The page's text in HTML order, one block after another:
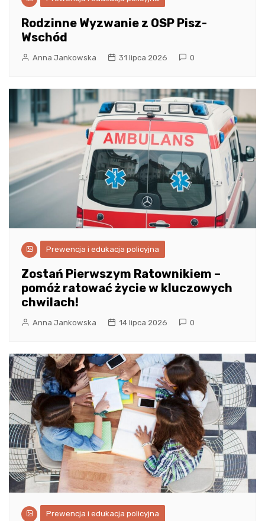
Rodzinne Wyzwanie z OSP Pisz-
Wschód
Anna Jankowska 31 lipca 2026 0
Prewencja i edukacja policyjna
Zostań Pierwszym Ratownikiem –
pomóż ratować życie w kluczowych
chwilach!
Anna Jankowska 14 lipca 2026 0
Prewencja i edukacja policyjna